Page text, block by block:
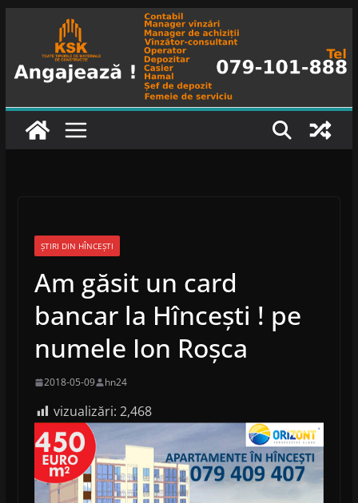
content
ȘTIRI DIN HÎNCEȘTI
Am găsit un card
bancar la Hîncești ! pe
numele Ion Roșca
2018-05-09 hn24
vizualizări: 2,468